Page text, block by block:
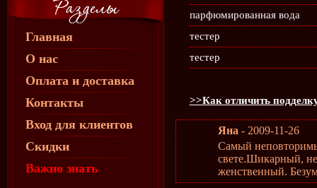
Главная
О нас
Оплата и доставка
Контакты
Вход для клиентов
Скидки
Важно знать
парфюмированная вода
тестер
тестер
>>Как отличить
Яна - 2009-11-26
Самый
свете.Шикарный,
женственный.